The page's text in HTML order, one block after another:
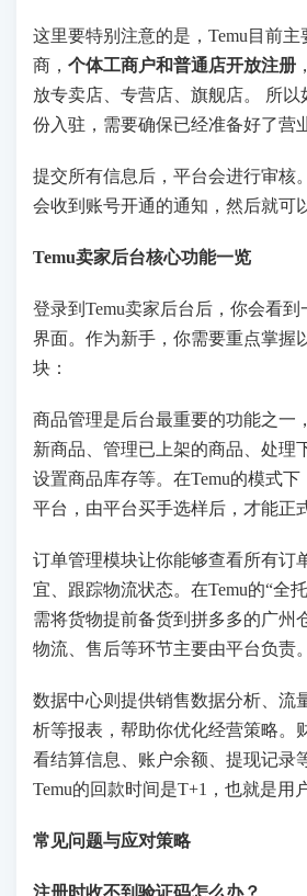
这里要特别注意的是，Temu目前
商， 个体工商户和普通店开放注册
放专卖店、专营店、旗舰店。 所以
份入驻，需要确保已经准备好了营
提交所有信息后，平台会进行审核
会收到账号开通的通知，然后就可
Temu卖家后台核心功能一览
登录到Temu卖家后台后，你会看
界面。作为新手，你需要重点掌握
块：
商品管理是后台最重要的功能之一
新商品、管理已上架的商品、处理
设置商品库存等。在Temu的模式
平台，由平台买手选样后，才能正
订单管理模块让你能够查看所有订
宜、跟踪物流状态。在Temu的“全
需将货物提前备货到拼多多的广州
物流、售后等环节主要由平台负责。
数据中心则提供销售数据分析、流
析等报表，帮助你优化经营策略。
看结算信息、账户余额、提现记录
Temu的回款时间是T+1，也就是用
常见问题与应对策略
注册时收不到验证码怎么办？